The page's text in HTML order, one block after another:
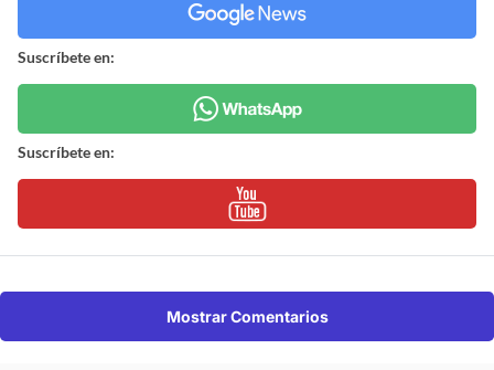
Suscríbete en:
Suscríbete en:
Mostrar Comentarios